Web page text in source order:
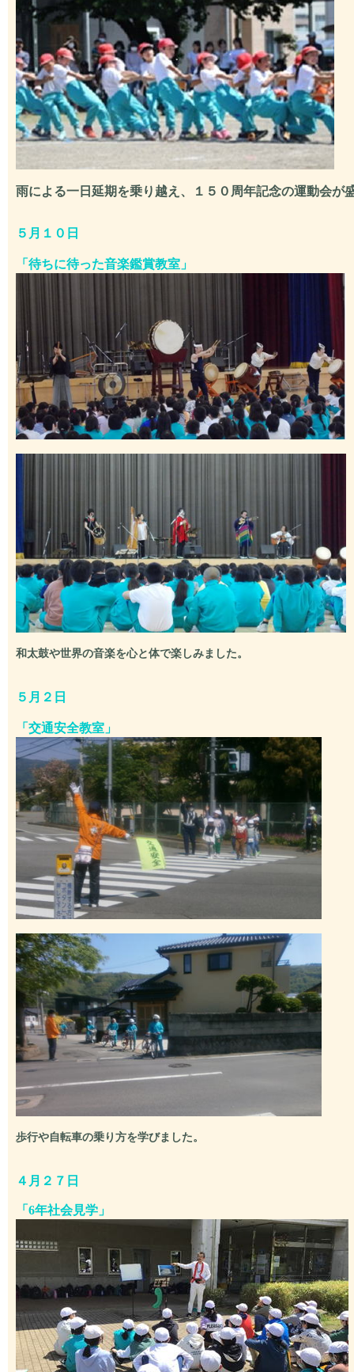
雨による一日延期を乗り越え、１５０周年記念の運動会が
５月１０日
「 待ちに待った音楽鑑賞教室 」
和太鼓や世界の音楽を心と体で楽しみました。
５月２日
「交通安全教室」
歩行や自転車の乗り方を学びました。
４月２７日
「6年社会見学」